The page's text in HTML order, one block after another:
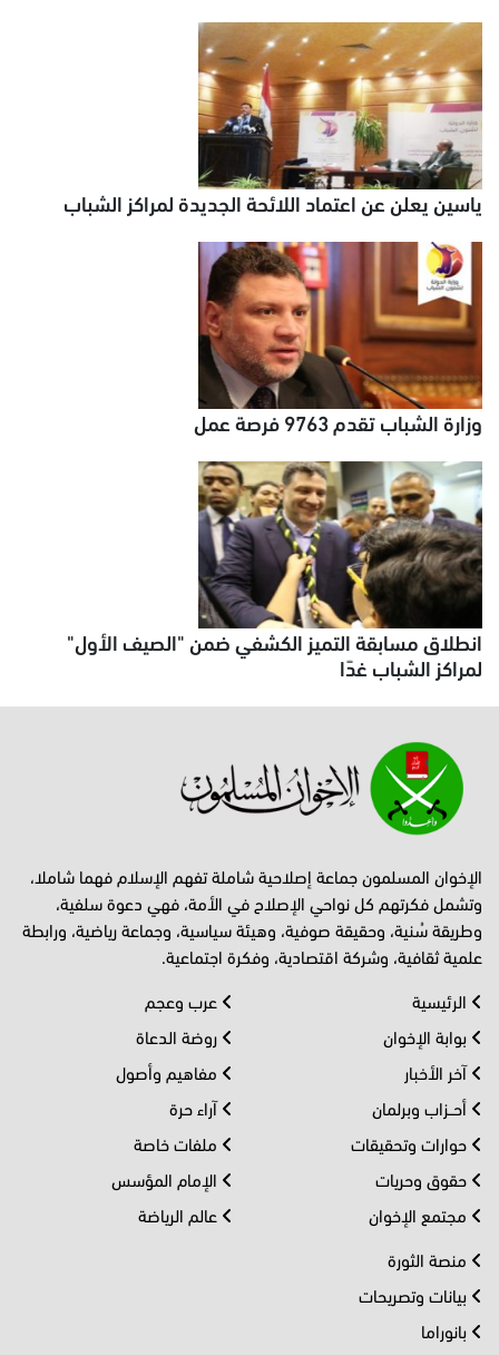
ياسين يعلن عن اعتماد اللائحة الجديدة لمراكز الشباب
وزارة الشباب تقدم 9763 فرصة عمل
انطلاق مسابقة التميز الكشفي ضمن "الصيف الأول"
لمراكز الشباب غدًا
الإخوان المسلمون جماعة إصلاحية شاملة تفهم الإسلام فهما شاملا،
وتشمل فكرتهم كل نواحي الإصلاح في الأمة، فهي دعوة سلفية،
وطريقة سُنية، وحقيقة صوفية، وهيئة سياسية، وجماعة رياضية، ورابطة
علمية ثقافية، وشركة اقتصادية، وفكرة اجتماعية.
الرئيسية
بوابة الإخوان
آخر الأخبار
أحــزاب وبرلمان
حوارات وتحقيقات
حقوق وحريات
مجتمع الإخوان
عرب وعجم
روضة الدعاة
مفاهيم وأصول
آراء حرة
ملفات خاصة
الإمام المؤسس
عالم الرياضة
منصة الثورة
بيانات وتصريحات
بانوراما